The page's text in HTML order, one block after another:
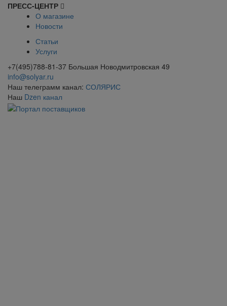
ПРЕСС-ЦЕНТР
О магазине
Новости
Статьи
Услуги
+7(495)788-81-37 Большая Новодмитровская 49
info@solyar.ru
Наш телеграмм канал: СОЛЯРИС
Наш Dzen канал